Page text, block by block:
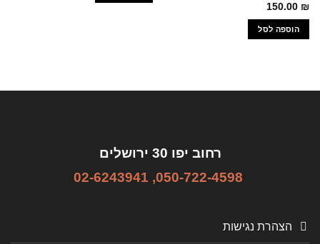
150.00 ₪
הוספה לסל
רחוב יפו 30 ירושלים
050-722-4598
,
02-6243941
הצהרת נגישות